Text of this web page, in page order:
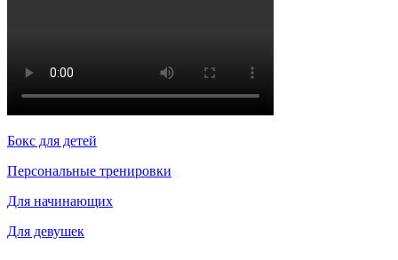
Бокс для детей
Персональные тренировки
Для начинающих
Для девушек